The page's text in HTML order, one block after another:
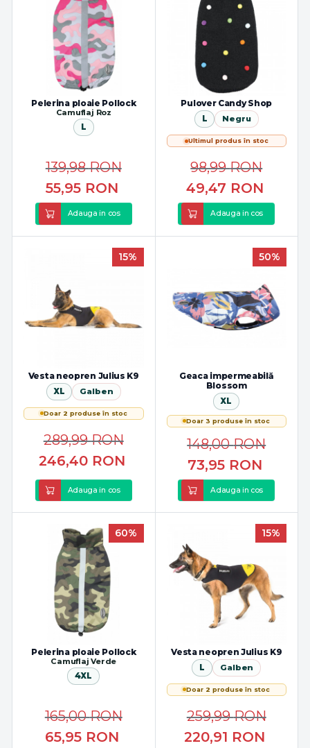
Pelerina ploaie Pollock
Camuflaj Roz
L
55,95 RON
139,98RON
Adauga in cos
Pulover Candy Shop
L Negru
Ultimul produs în stoc
49,47 RON
98,99RON
Adauga in cos
15%
Vesta neopren Julius K9
XL Galben
Doar 2 produse în stoc
246,40 RON
289,99RON
Adauga in cos
50%
Geaca impermeabilă
Blossom
XL
Doar 3 produse în stoc
73,95 RON
148,00RON
Adauga in cos
60%
Pelerina ploaie Pollock
Camuflaj Verde
4XL
65,95 RON
165,00RON
15%
Vesta neopren Julius K9
L Galben
Doar 2 produse în stoc
220,91 RON
259,99RON